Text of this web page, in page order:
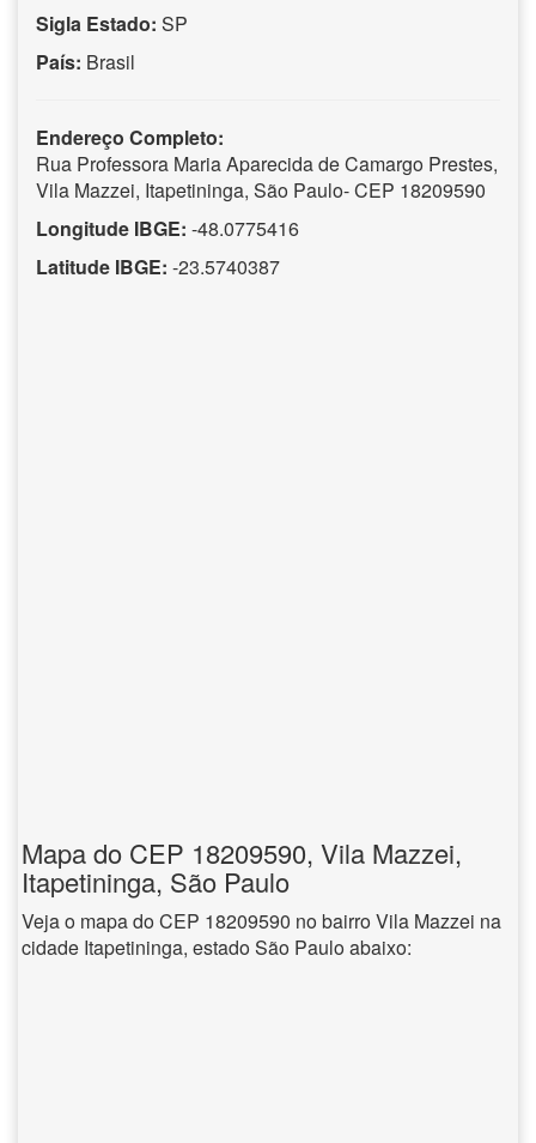
Sigla Estado: SP
País: Brasil
Endereço Completo:
Rua Professora Maria Aparecida de Camargo Prestes,
Vila Mazzei, Itapetininga, São Paulo- CEP 18209590
Longitude IBGE: -48.0775416
Latitude IBGE: -23.5740387
Mapa do CEP 18209590, Vila Mazzei,
Itapetininga, São Paulo
Veja o mapa do CEP 18209590 no bairro Vila Mazzei na
cidade Itapetininga, estado São Paulo abaixo: